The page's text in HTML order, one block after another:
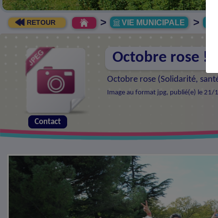
RETOUR > VIE MUNICIPALE >
Octobre rose !
Octobre rose (Solidarité,
Image au format jpg, publié(e) le
Contact